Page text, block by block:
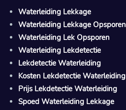
Waterleiding Lekkage
Waterleiding Lekkage Opsporen
Waterleiding Lek Opsporen
Waterleiding Lekdetectie
Lekdetectie Waterleiding
Kosten Lekdetectie Waterleiding
Prijs Lekdetectie Waterleiding
Spoed Waterleiding Lekkage